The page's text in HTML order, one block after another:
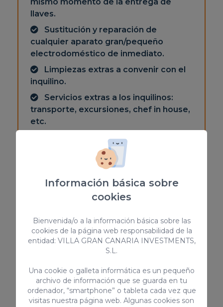
llaves.
Sustitución y reparación de
cualquier aparato gran/pequeño
electrodoméstico de inmediato.
Limpiezas extras a convenir con el
inquilino.
Servicios extras a los inquilinos:
transporte, excursiones, chef in house,
etc.
ANUNCIA TU PROPIEDAD
GESTIONAR CASAS RURALES
Información básica sobre
cookies
Bienvenida/o a la información básica sobre las
cookies de la página web responsabilidad de la
entidad: VILLA GRAN CANARIA INVESTMENTS,
S.L.
Una cookie o galleta informática es un pequeño
archivo de información que se guarda en tu
ordenador, “smartphone” o tableta cada vez que
visitas nuestra página web. Algunas cookies son